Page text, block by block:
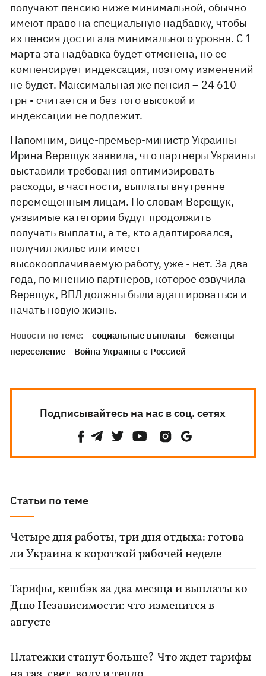
получают пенсию ниже минимальной, обычно
имеют право на специальную надбавку, чтобы
их пенсия достигала минимального уровня. С 1
марта эта надбавка будет отменена, но ее
компенсирует индексация, поэтому изменений
не будет. Максимальная же пенсия – 24 610
грн - считается и без того высокой и
индексации не подлежит.
Напомним, вице-премьер-министр Украины
Ирина Верещук заявила, что партнеры Украины
выставили требования оптимизировать
расходы, в частности, выплаты внутренне
перемещенным лицам. По словам Верещук,
уязвимые категории будут продолжить
получать выплаты, а те, кто адаптировался,
получил жилье или имеет
высокооплачиваемую работу, уже - нет. За два
года, по мнению партнеров, которое озвучила
Верещук, ВПЛ должны были адаптироваться и
начать новую жизнь.
Новости по теме: социальные выплаты
беженцы
переселение
Война Украины с Россией
Подписывайтесь на нас в соц. сетях
Статьи по теме
Четыре дня работы, три дня отдыха: готова
ли Украина к короткой рабочей неделе
Тарифы, кешбэк за два месяца и выплаты ко
Дню Независимости: что изменится в
августе
Платежки станут больше? Что ждет тарифы